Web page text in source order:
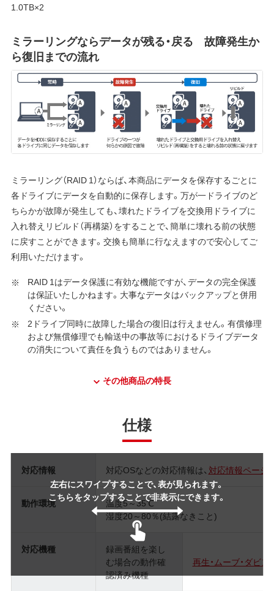
1.0TB×2
ミラーリングならデータが残る・戻る 故障発生か
ら復旧までの流れ
ミラーリング（RAID 1）ならば、本商品にデータを保存するごとに
各ドライブにデータを自動的に保存します。万が一ドライブのど
ちらかが故障が発生しても、壊れたドライブを交換用ドライブに
入れ替えリビルド（再構築）をすることで、簡単に壊れる前の状態
に戻すことができます。交換も簡単に行なえますので安心してご
利用いただけます。
RAID 1はデータ保護に有効な機能ですが、データの完全保護
は保証いたしかねます。大事なデータはバックアップと併用
ください。
2ドライブ同時に故障した場合の復旧は行えません。有償修理
および無償修理でも輸送中の事故等におけるドライブデータ
の消失について責任を負うものではありません。
その他商品の特長
仕様
左右にスワイプすることで、表が見られます。
こちらをタップすることで非表示にできます。
対応情報 対応OSなどの対応情報は、 対応情報ページ
動作環境
温度5～35℃
湿度20～80％(結露なきこと)
対応機種
録画番組を楽し
む場合の動作確
認済み機種
再生・ムーブ・ダビ